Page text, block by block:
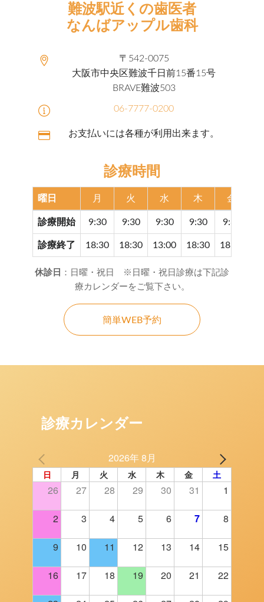
難波駅近くの歯医者
なんばアップル歯科
〒542-0075
大阪市中央区難波千日前15番15号
BRAVE難波503
06-7777-0200
お支払いには各種が利用出来ます。
診療時間
曜日 月 火 水 木 金
診療開始 9:30 9:30 9:30 9:30 9:30
診療終了 18:30 18:30 13:00 18:30 18:30
休診日 ：日曜・祝日 ※日曜・祝日診療は下記診
療カレンダーをご覧下さい。
簡単WEB予約
診療カレンダー
2026年 8月
日 月 火 水 木 金 土
26 27 28 29 30 31 1
2 3 4 5 6 7 8
9 10 11 12 13 14 15
16 17 18 19 20 21 22